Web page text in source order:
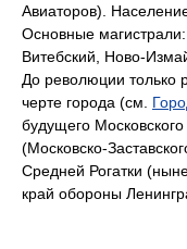
Авиаторов).
Основные
Витебский, Ново-
До революции только
черте города (см.
будущего
(Московско-
Средней Рогатки
край обороны